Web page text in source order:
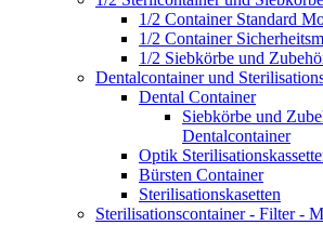
1/2 Container Standard
1/2 Container
1/2 Siebkörbe und
Dentalcontainer und
Dental Container
Siebkörbe und
Dentalcontainer
Optik
Bürsten Container
Sterilisationskasetten
Sterilisationscontainer - Filter -